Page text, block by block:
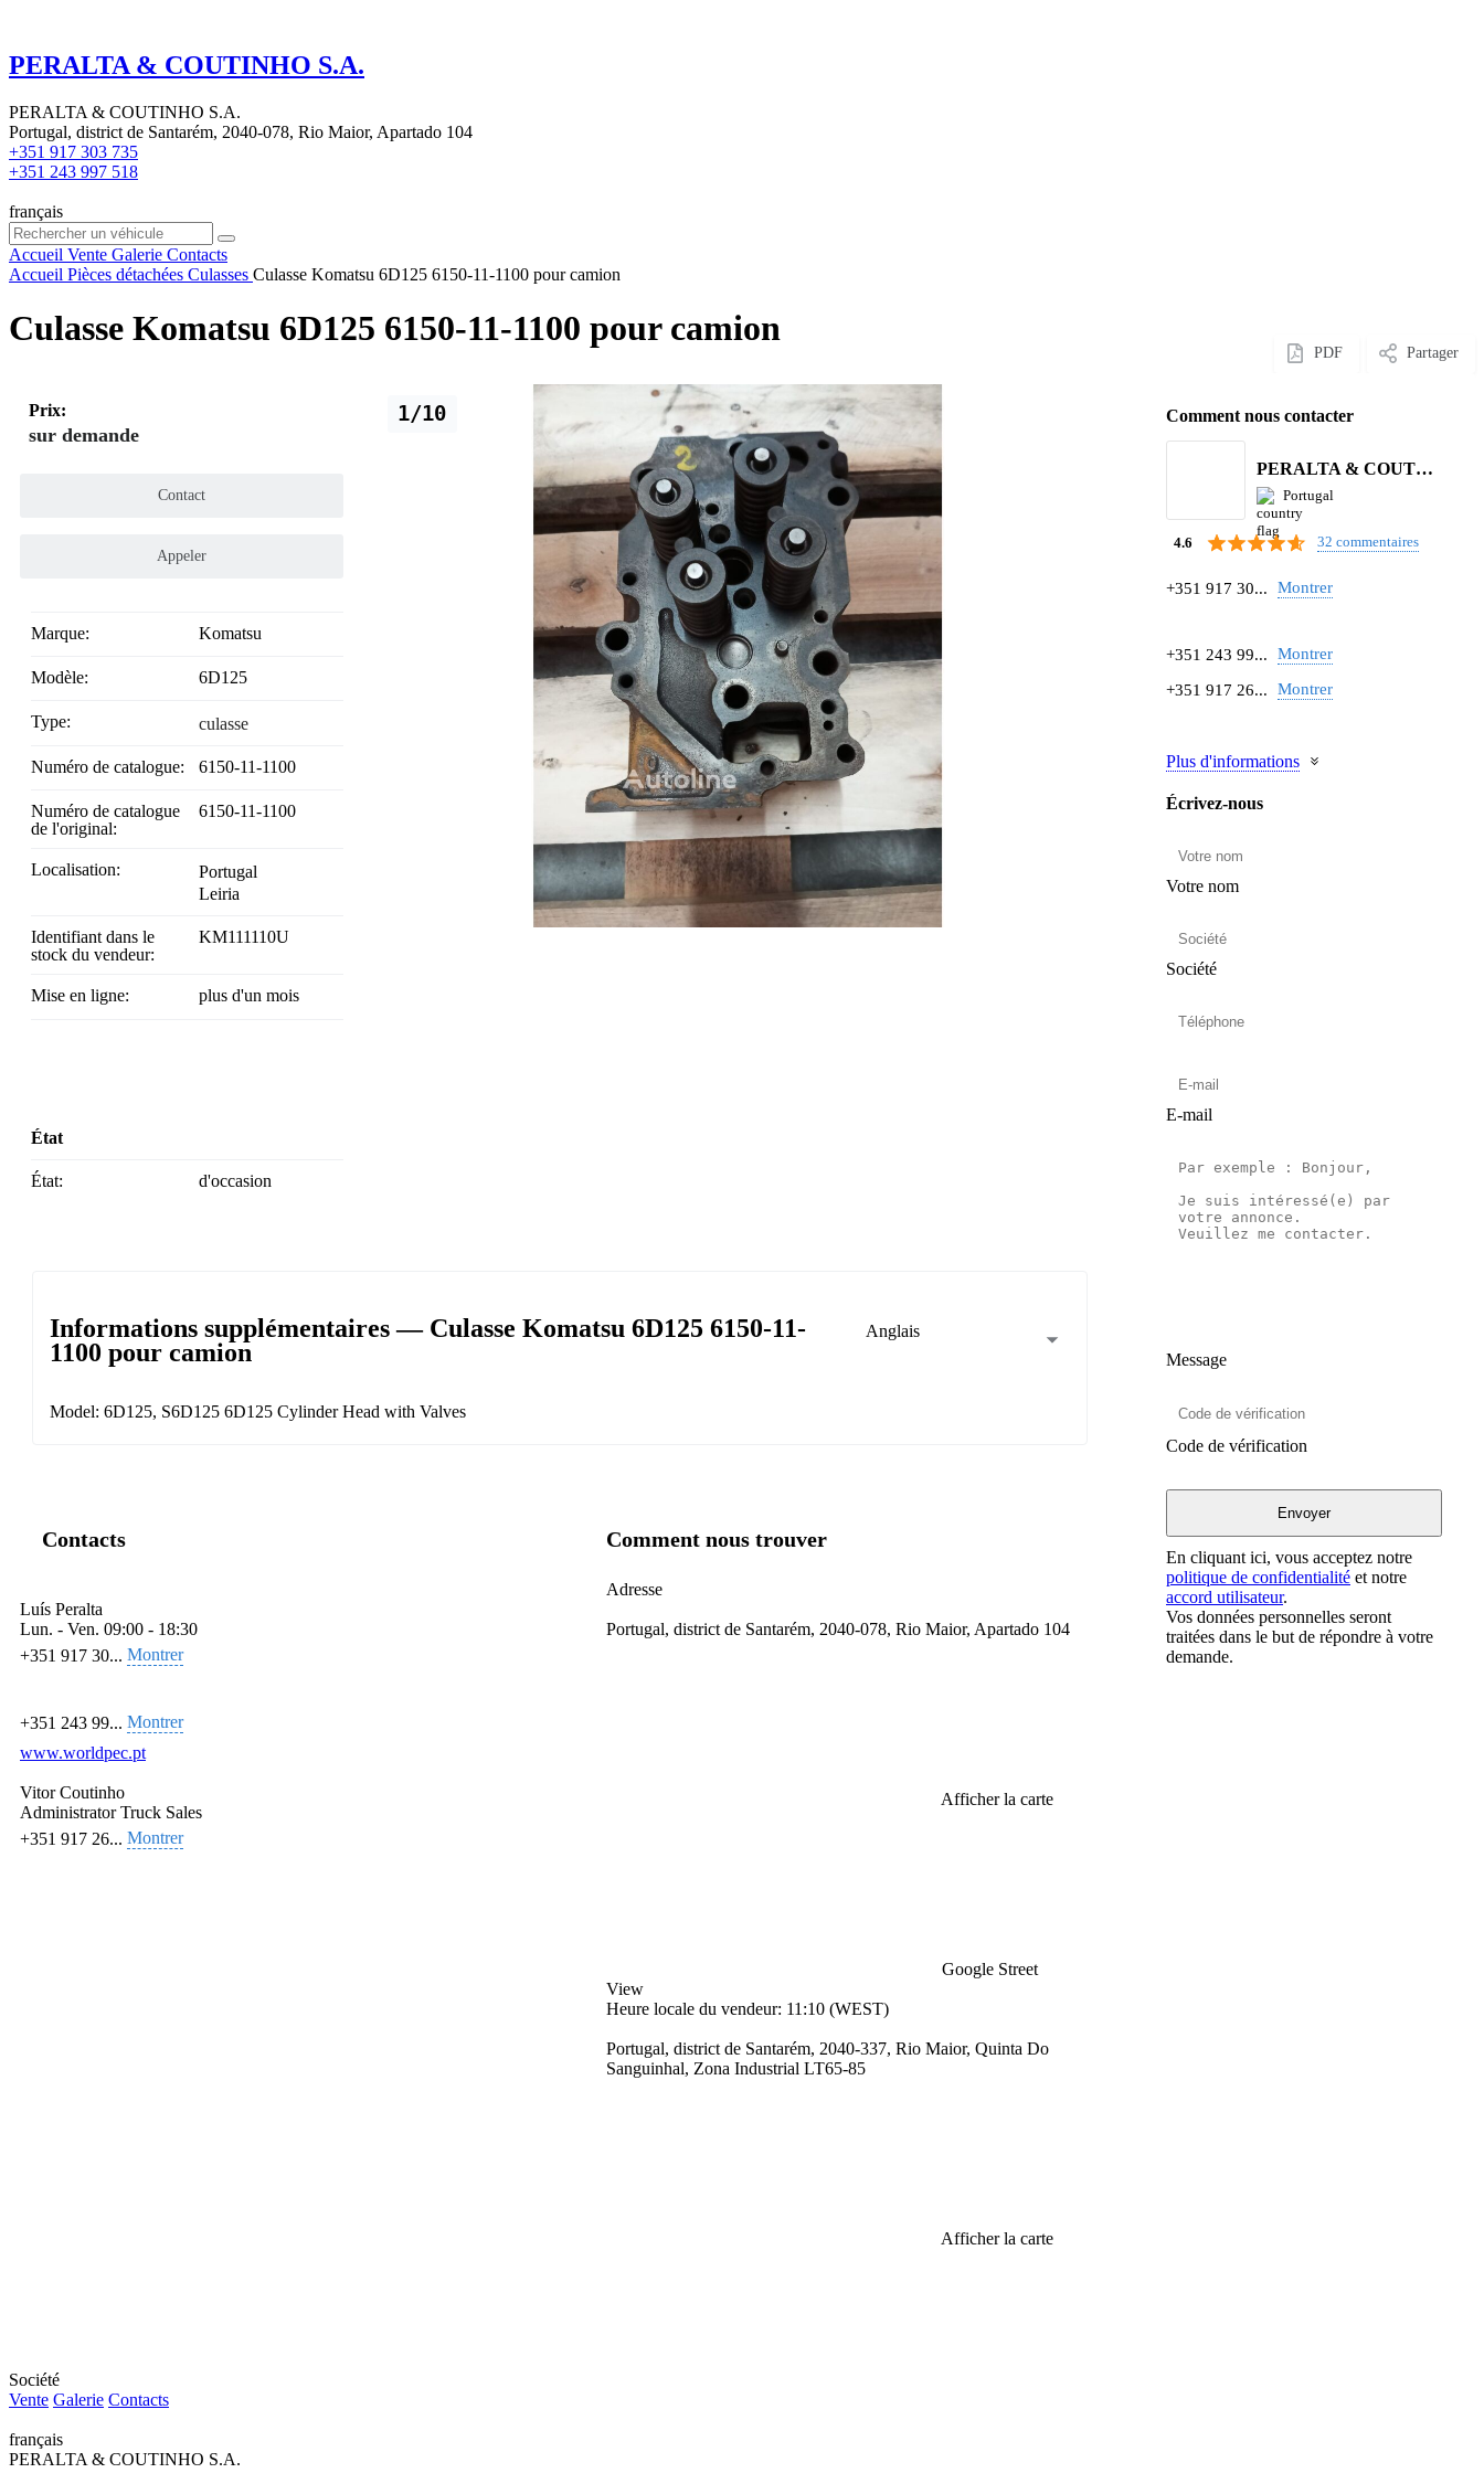
PERALTA & COUTINHO S.A.
PERALTA & COUTINHO S.A.
Portugal, district de Santarém, 2040-078, Rio Maior, Apartado 104
+351 917 303 735
+351 243 997 518
français
Accueil Vente Galerie Contacts
Accueil Pièces détachées Culasses Culasse Komatsu 6D125 6150-11-1100 pour camion
Culasse Komatsu 6D125 6150-11-1100 pour camion
PDF Partager
1/10
Prix:
sur demande
Contact
Appeler
Marque: Komatsu
Modèle: 6D125
Type: culasse
Numéro de catalogue: 6150-11-1100
Numéro de catalogue
de l'original:
6150-11-1100
Localisation:
Portugal
Leiria
Identifiant dans le
stock du vendeur:
KM111110U
Mise en ligne: plus d'un mois
État
État: d'occasion
Informations supplémentaires — Culasse Komatsu 6D125 6150-11-
1100 pour camion
Anglais
Model: 6D125, S6D125 6D125 Cylinder Head with Valves
Comment nous contacter
PERALTA & COUTINHO S.A.
Portugal
4.6 32 commentaires
+351 917 30... Montrer
+351 243 99... Montrer
+351 917 26... Montrer
Plus d'informations
Écrivez-nous
Votre nom
Société
E-mail
Message
Code de vérification
En cliquant ici, vous acceptez notre
politique de confidentialité et notre
accord utilisateur.
Vos données personnelles seront
traitées dans le but de répondre à votre
demande.
Contacts
Luís Peralta
Lun. - Ven. 09:00 - 18:30
+351 917 30... Montrer
+351 243 99... Montrer
www.worldpec.pt
Vitor Coutinho
Administrator Truck Sales
+351 917 26... Montrer
Comment nous trouver
Adresse
Portugal, district de Santarém, 2040-078, Rio Maior, Apartado 104
Afficher la carte
Google Street
View
Heure locale du vendeur: 11:10 (WEST)
Portugal, district de Santarém, 2040-337, Rio Maior, Quinta Do
Sanguinhal, Zona Industrial LT65-85
Afficher la carte
Société
Vente Galerie Contacts
français
PERALTA & COUTINHO S.A.